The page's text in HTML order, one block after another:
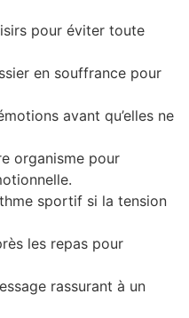
pour éviter toute
en souffrance pour
avant qu’elles ne
organisme pour
sportif si la tension
les repas pour
rassurant à un